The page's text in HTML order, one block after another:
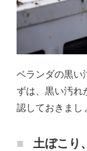
ベランダの黒い
ずは、黒い汚れ
認しておきまし
土ぼこり